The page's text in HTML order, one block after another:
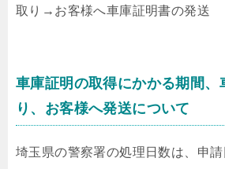
取り → お客様へ車庫証明書の発送
車庫証明の取得にかかる期間、
り、お客様へ発送について
埼玉県の警察署の処理日数は、申請